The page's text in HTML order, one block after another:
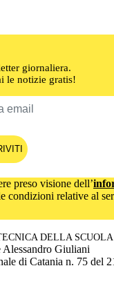
giornaliera.
le notizie gratis!
preso visione dell’
condizioni relative al
DELLA SCUOLA
Alessandro Giuliani
di Catania n. 75 del